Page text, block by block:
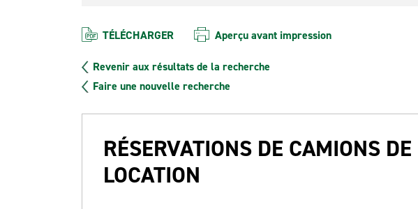
TÉLÉCHARGER Aperçu avant impression
Revenir aux résultats de la recherche
Faire une nouvelle recherche
RÉSERVATIONS DE CAMIONS DE
LOCATION